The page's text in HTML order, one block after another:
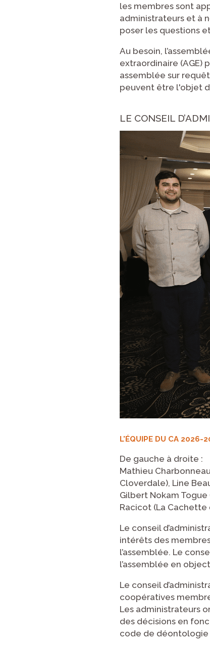
les membres sont
administrateurs et à
poser les questions
Au besoin,
extraordinaire (AGE)
assemblée sur
peuvent être l'objet
LE CONSEIL
L'ÉQUIPE DU CA 2026-
De gauche à droite :
Mathieu
Cloverdale), Line
Gilbert Nokam
Racicot (La
Le conseil
intérêts des
l’assemblée. Le
l’assemblée en
Le conseil
coopératives
Les administrateurs
des décisions en
code de déontologie